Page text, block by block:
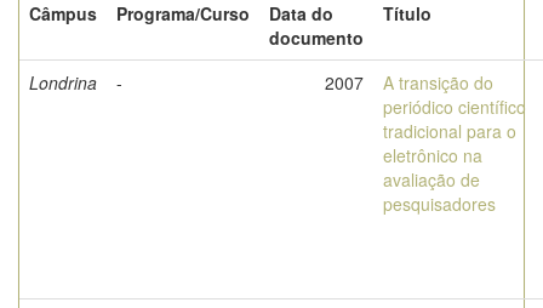
Câmpus
Programa/Curso
Data do
documento
Título
Londrina - 2007
A transição do
periódico científico
tradicional para o
eletrônico na
avaliação de
pesquisadores